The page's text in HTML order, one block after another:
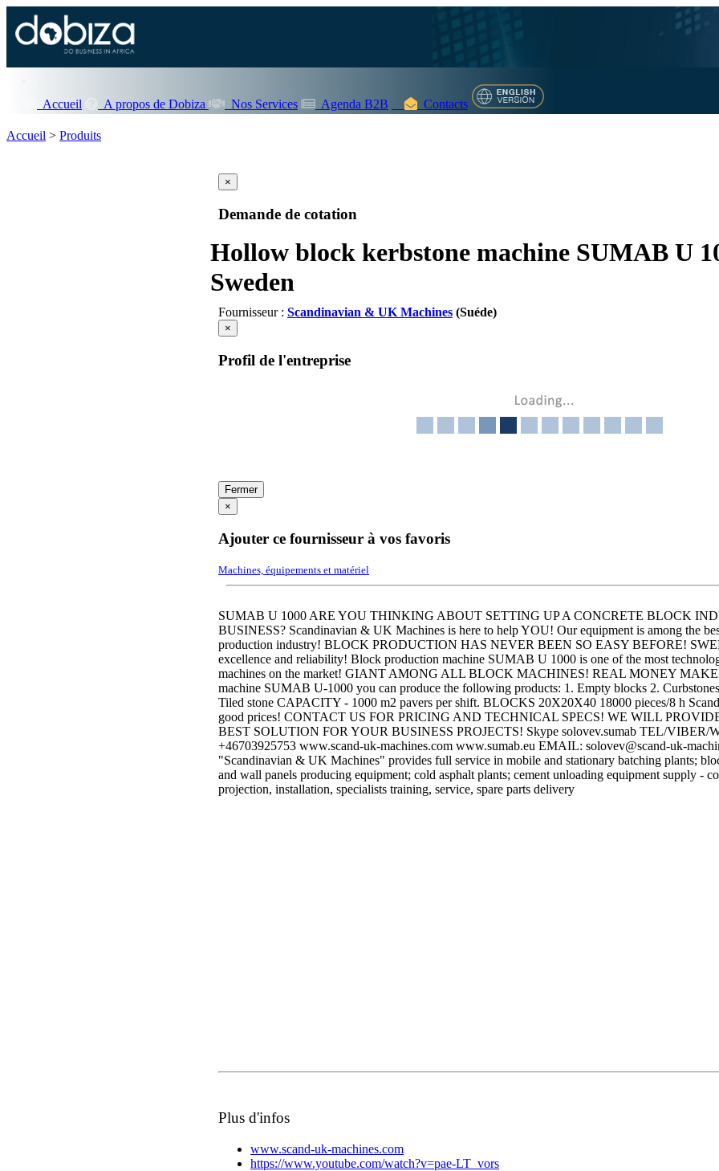
Accueil A propos de Dobiza Nos Services Agenda B2B Contacts
Accueil > Produits
×
Demande de cotation
Hollow block kerbstone machine SUMAB U
Sweden
Fournisseur : Scandinavian & UK Machines (Suéde)
×
Profil de l'entreprise
Fermer
×
Ajouter ce fournisseur à vos favoris
Machines, équipements et matériel
SUMAB U 1000 ARE YOU THINKING ABOUT SETTING UP A CONCRETE BLOCK
BUSINESS? Scandinavian & UK Machines is here to help YOU! Our equipment is among the
production industry! BLOCK PRODUCTION HAS NEVER BEEN SO EASY BEFORE!
excellence and reliability! Block production machine SUMAB U 1000 is one of the most
machines on the market! GIANT AMONG ALL BLOCK MACHINES! REAL MONEY
machine SUMAB U-1000 you can produce the following products: 1. Empty blocks 2.
Tiled stone CAPACITY - 1000 m2 pavers per shift. BLOCKS 20X20X40 18000 pieces/8 h
good prices! CONTACT US FOR PRICING AND TECHNICAL SPECS! WE WILL
BEST SOLUTION FOR YOUR BUSINESS PROJECTS! Skype solovev.sumab TEL/VIBER/
+46703925753 www.scand-uk-machines.com www.sumab.eu EMAIL: solovev@scand-uk-
"Scandinavian & UK Machines" provides full service in mobile and stationary batching plants;
and wall panels producing equipment; cold asphalt plants; cement unloading equipment supply -
projection, installation, specialists training, service, spare parts delivery
Plus d'infos
www.scand-uk-machines.com
https://www.youtube.com/watch?v=pae-LT_vors